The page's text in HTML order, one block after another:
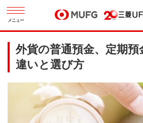
メニュー
外貨の普通預金、定期
違いと選び方